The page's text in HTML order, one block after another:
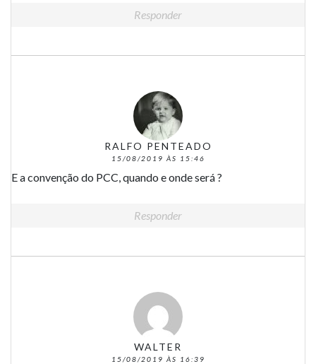
Responder
RALFO PENTEADO
15/08/2019 ÀS 15:46
E a convenção do PCC, quando e onde será ?
Responder
WALTER
15/08/2019 ÀS 16:39